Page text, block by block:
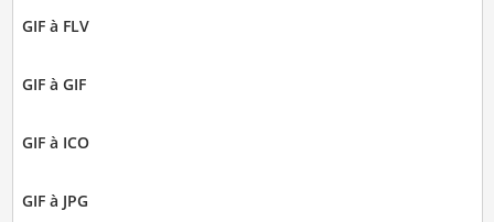
GIF à FLV
GIF à GIF
GIF à ICO
GIF à JPG